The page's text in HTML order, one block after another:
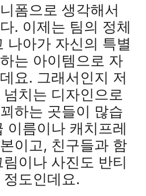
폼으로 생각해서
. 이제는 팀의 정체
나아가 자신의 특별
는 아이템으로 자
요. 그래서인지 저
치는 디자인으로
하는 곳들이 많습
이름이나 캐치프레
이고, 친구들과 함
이나 사진도 반티
도인데요.